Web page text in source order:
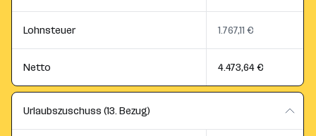
Lohnsteuer 1.767,11 €
Netto 4.473,64 €
Urlaubszuschuss (13. Bezug)